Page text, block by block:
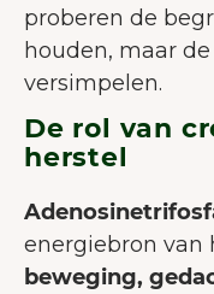
proberen de
houden, maar
versimpelen.
De rol van
herstel
energiebron van
beweging,